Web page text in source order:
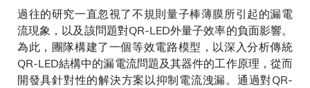
過往的研究一直忽視了不規則量子棒薄膜所引起的漏電
流現象，以及該問題對QR-LED外量子效率的負面影響。
為此，團隊構建了一個等效電路模型，以深入分析傳統
QR-LED結構中的漏電流問題及其器件的工作原理，從而
開發具針對性的解決方案以抑制電流洩漏。通過對QR-